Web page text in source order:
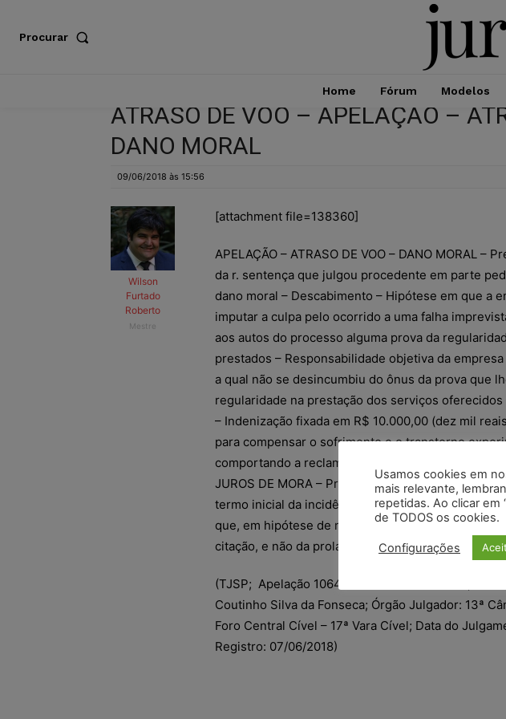
Procurar
Home Fórum Modelos
ATRASO DE VOO – APELAÇÃO –
DANO MORAL
09/06/2018 às 15:56
Wilson
Furtado
Roberto
Mestre
[attachment file=138360]
APELAÇÃO – ATRASO DE VOO – DANO MORAL –
da r. sentença que julgou procedente em parte
dano moral – Descabimento – Hipótese em que a
imputar a culpa pelo ocorrido a uma falha
aos autos do processo alguma prova da
prestados – Responsabilidade objetiva da empresa
a qual não se desincumbiu do ônus da prova que
regularidade na prestação dos serviços
– Indenização fixada em R$ 10.000,00 (dez mil
para compensar o sofrimento e o transtorno
comportando a reclamada redução – RECURSO
JUROS DE MORA – Pretensão da ré de reforma
termo inicial da incidência dos juros de mora –
que, em hipótese de responsabilidade contratual,
citação, e não da prolação da sentença – RECURSO
(TJSP; Apelação 1064022-51.2017.8.26.0100;
Coutinho Silva da Fonseca; Órgão Julgador: 13ª
Foro Central Cível – 17ª Vara Cível; Data do
Registro: 07/06/2018)
Usamos cookies em
mais relevante,
repetidas. Ao clicar em
de TODOS os cookies.
Configurações